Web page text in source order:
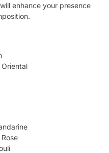
will enhance your presence
Oriental